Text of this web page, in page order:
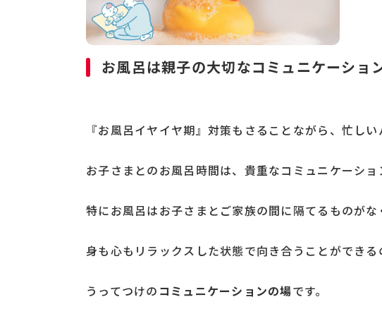
お風呂は親子の大切なコミュニケーショ
『お風呂イヤイヤ期』対策もさることながら、忙しい
お子さまとのお風呂時間は、貴重なコミュニケーショ
特にお風呂はお子さまとご家族の間に隔てるものがな
身も心もリラックスした状態で向き合うことができる
うってつけの コミュニケーションの場です。